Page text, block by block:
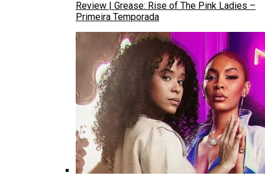
Review | Grease: Rise of The Pink Ladies –
Primeira Temporada